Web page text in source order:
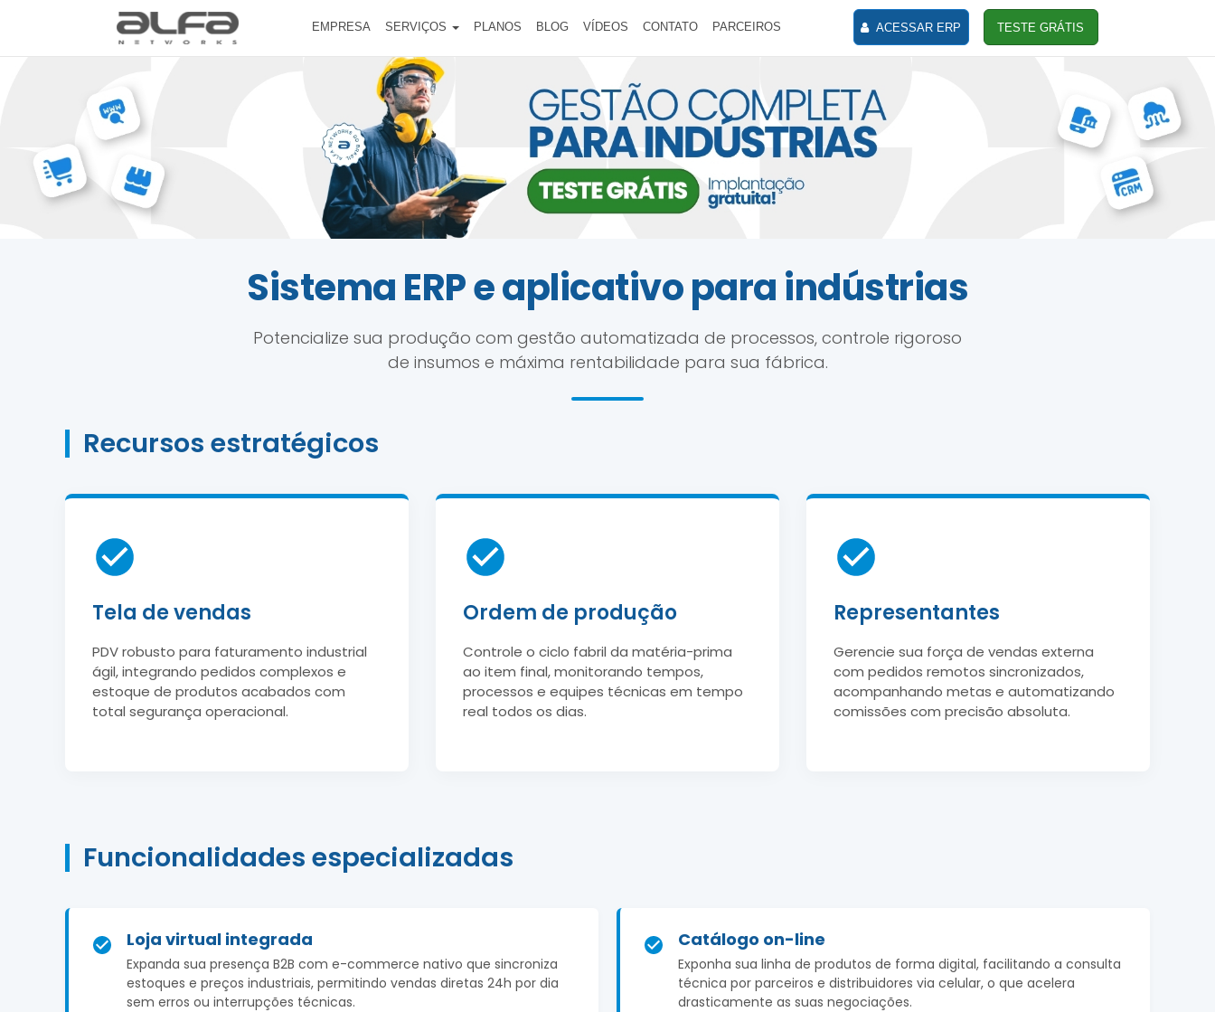
EMPRESA SERVIÇOS PLANOS BLOG VÍDEOS CONTATO PARCEIROS ACESSAR ERP TESTE GRÁTIS
Sistema ERP e aplicativo para indústrias
Potencialize sua produção com gestão automatizada de processos, controle rigoroso
de insumos e máxima rentabilidade para sua fábrica.
Recursos estratégicos
Tela de vendas
PDV robusto para faturamento industrial
ágil, integrando pedidos complexos e
estoque de produtos acabados com
total segurança operacional.
Ordem de produção
Controle o ciclo fabril da matéria-prima
ao item final, monitorando tempos,
processos e equipes técnicas em tempo
real todos os dias.
Representantes
Gerencie sua força de vendas externa
com pedidos remotos sincronizados,
acompanhando metas e automatizando
comissões com precisão absoluta.
Funcionalidades especializadas
Loja virtual integrada
Expanda sua presença B2B com e-commerce nativo que sincroniza
estoques e preços industriais, permitindo vendas diretas 24h por dia
sem erros ou interrupções técnicas.
Catálogo on-line
Exponha sua linha de produtos de forma digital, facilitando a consulta
técnica por parceiros e distribuidores via celular, o que acelera
drasticamente as suas negociações.